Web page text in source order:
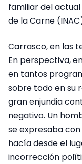
familiar del
de la Carne
Carrasco, en las
En perspectiva,
en tantos
sobre todo en su
gran enjundia
negativo. Un
se expresaba
hacía desde el
incorrección